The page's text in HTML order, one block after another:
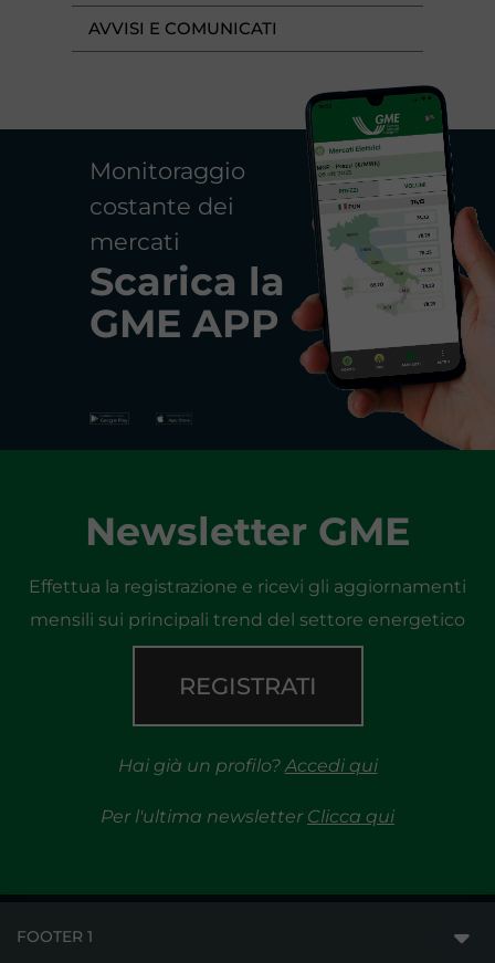
AVVISI E COMUNICATI
Monitoraggio
costante dei
mercati
Scarica la
GME APP
Newsletter GME
Effettua la registrazione e ricevi gli aggiornamenti
mensili sui principali trend del settore energetico
REGISTRATI
Hai già un profilo? Accedi qui
Per l'ultima newsletter Clicca qui
FOOTER 1